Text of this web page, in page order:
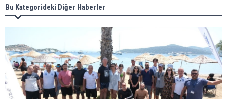
Bu Kategorideki Diğer Haberler